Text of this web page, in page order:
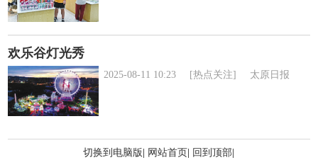
欢乐谷灯光秀
2025-08-11 10:23 [热点关注] 太原日报
切换到电脑版 网站首页 回到顶部